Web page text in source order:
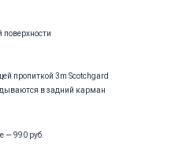
поверхности
пропиткой 3m Scotchgard
в задний карман
— 990 руб.